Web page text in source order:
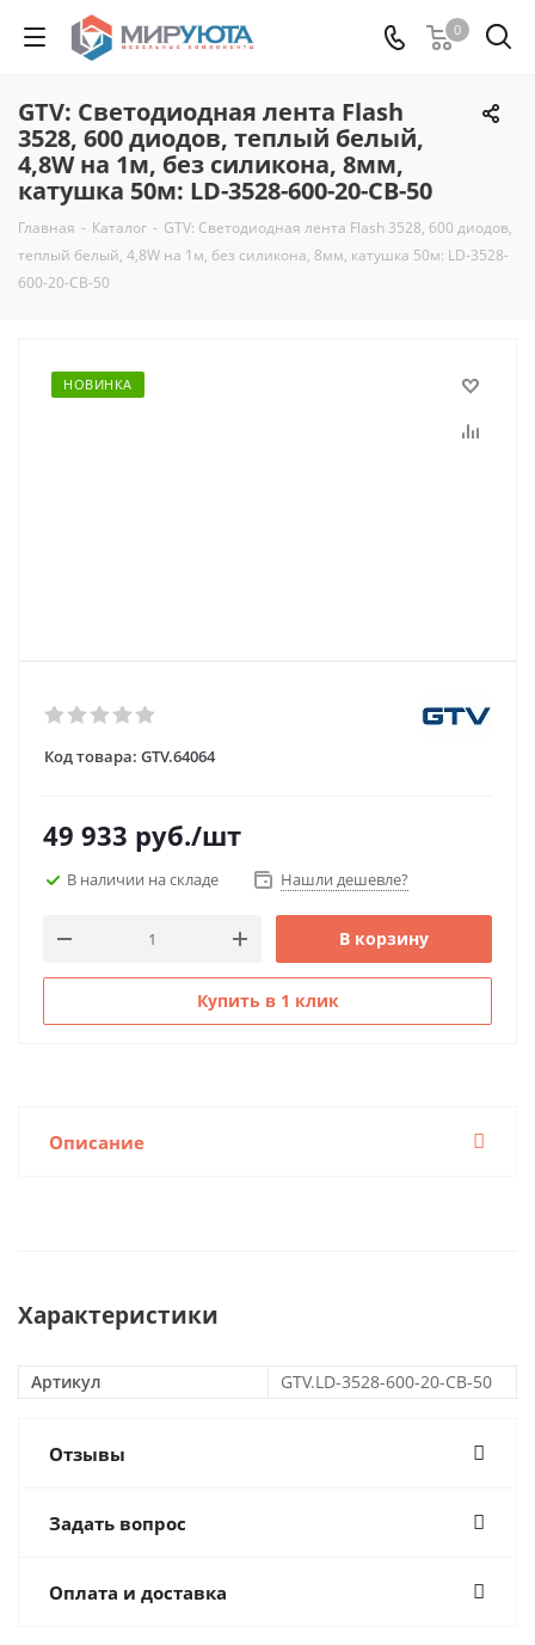
0
GTV: Светодиодная лента Flash
3528, 600 диодов, теплый белый,
4,8W на 1м, без силикона, 8мм,
катушка 50м: LD-3528-600-20-CB-50
Главная - Каталог - GTV: Светодиодная лента Flash 3528, 600 диодов,
теплый белый, 4,8W на 1м, без силикона, 8мм, катушка 50м: LD-3528-
600-20-CB-50
НОВИНКА
Код товара: GTV.64064
49 933 руб./шт
В наличии на складе Нашли дешевле?
В корзину
Купить в 1 клик
Описание
Характеристики
Артикул GTV.LD-3528-600-20-CB-50
Отзывы
Задать вопрос
Оплата и доставка